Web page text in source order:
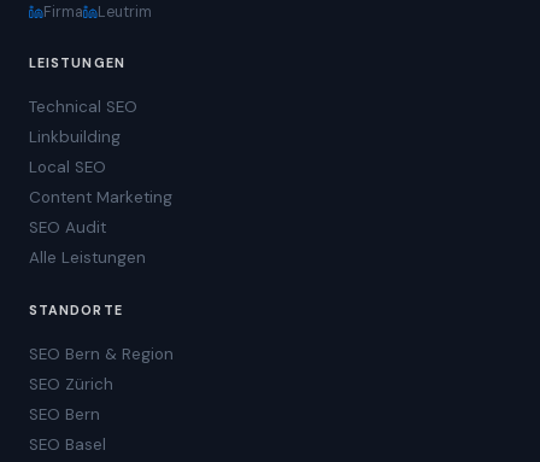
Firma Leutrim
LEISTUNGEN
Technical SEO
Linkbuilding
Local SEO
Content Marketing
SEO Audit
Alle Leistungen
STANDORTE
SEO Bern & Region
SEO Zürich
SEO Bern
SEO Basel